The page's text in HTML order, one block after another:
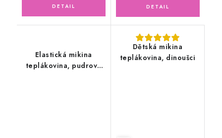
Elastická mikina
teplákovina, pudrově
Dětská mikina
teplákovina, dinoušci